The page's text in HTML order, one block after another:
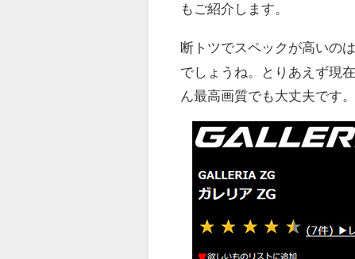
もご紹介します。
断トツでスペックが高いのは
でしょうね。とりあえず現
ん最高画質でも大丈夫です。